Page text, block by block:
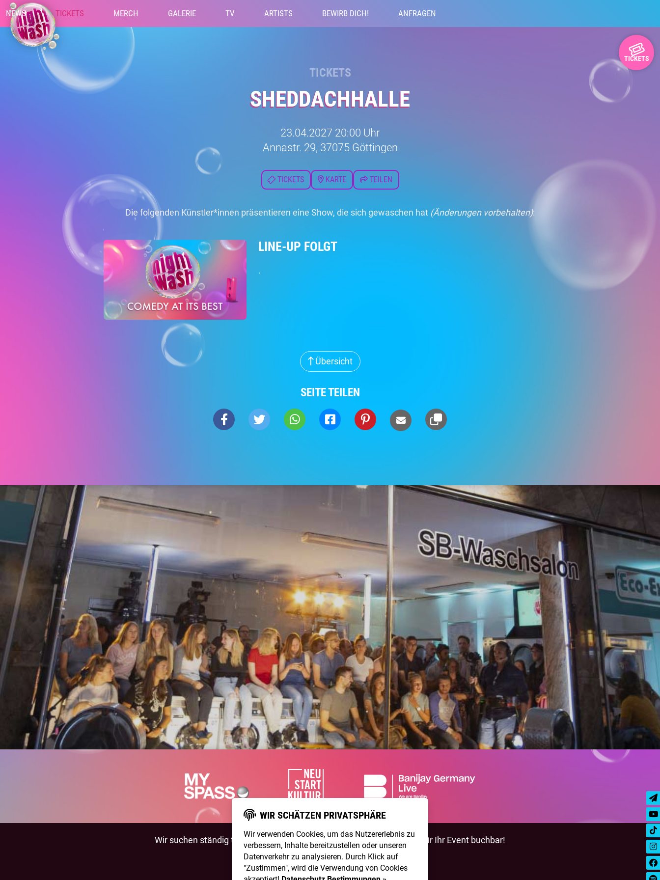
NEWS TICKETS MERCH GALERIE TV ARTISTS BEWIRB DICH! ANFRAGEN
TICKETS
TICKETS
SHEDDACHHALLE
23.04.2027 20:00 Uhr
Annastr. 29, 37075 Göttingen
TICKETS KARTE TEILEN
Die folgenden Künstler*innen präsentieren eine Show, die sich gewaschen hat (Änderungen vorbehalten):
LINE-UP FOLGT
.
Übersicht
SEITE TEILEN
Wir suchen ständig talentierte Artists & natürlich ist NightWashauch für Ihr Event buchbar!
BEWIRB DICH! NIGHTWASH BUCHEN
WIR SCHÄTZEN PRIVATSPHÄRE
Wir verwenden Cookies, um das Nutzererlebnis zu
verbessern, Inhalte bereitzustellen oder unseren
Datenverkehr zu analysieren. Durch Klick auf
"Zustimmen", wird die Verwendung von Cookies